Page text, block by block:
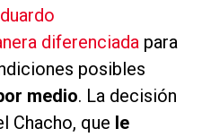
diferenciada para
posibles
medio. La decisión
Chacho, que le